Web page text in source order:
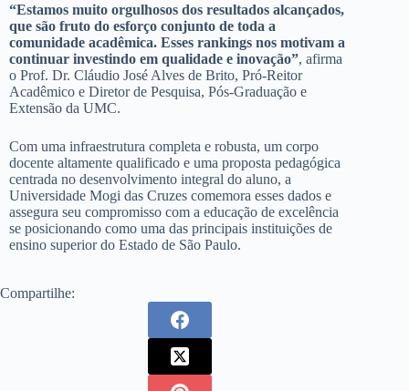
“Estamos muito orgulhosos dos resultados alcançados,
que são fruto do esforço conjunto de toda a
comunidade acadêmica. Esses rankings nos motivam a
continuar investindo em qualidade e inovação”, afirma
o Prof. Dr. Cláudio José Alves de Brito, Pró-Reitor
Acadêmico e Diretor de Pesquisa, Pós-Graduação e
Extensão da UMC.
Com uma infraestrutura completa e robusta, um corpo
docente altamente qualificado e uma proposta pedagógica
centrada no desenvolvimento integral do aluno, a
Universidade Mogi das Cruzes comemora esses dados e
assegura seu compromisso com a educação de excelência
se posicionando como uma das principais instituições de
ensino superior do Estado de São Paulo.
Compartilhe: